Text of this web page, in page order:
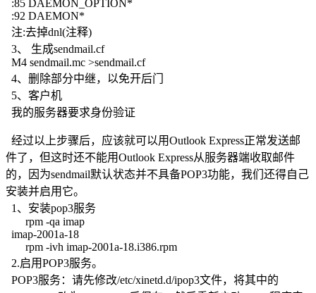
:85 DAEMON_OPTION*
:92 DAEMON*
注:去掉dnl(注释)
3、 生成sendmail.cf
M4 sendmail.mc >sendmail.cf
4、删除部分中继，以免开后门
5、客户机
我的服务器要求身份验证
经过以上步骤后，应该就可以用Outlook Express正常发送邮
件了，但这时还不能用Outlook Express从服务器端收取邮件
的，因为sendmail默认状态并不具备POP3功能，我们还得自己
安装并启用它。
1、安装pop3服务
rpm -qa imap
imap-2001a-18
rpm -ivh imap-2001a-18.i386.rpm
2.启用POP3服务。
POP3服务：请先修改/etc/xinetd.d/ipop3文件，将其中的